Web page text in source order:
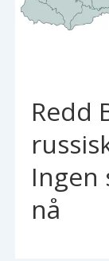
Redd
Ingen
nå